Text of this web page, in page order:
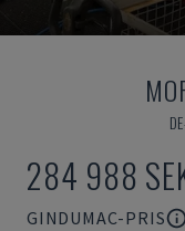
284 988
GINDUMAC-PRIS